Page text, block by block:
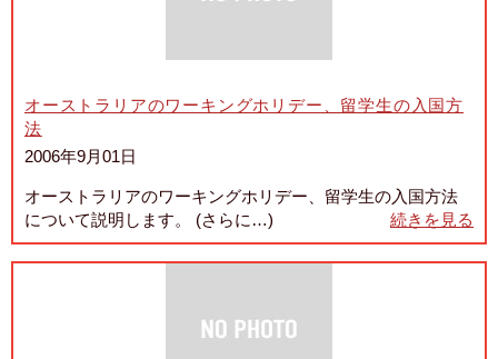
オーストラリアのワーキングホリデー、留学生の入国方
法
2006年9月01日
オーストラリアのワーキングホリデー、留学生の入国方法
について説明します。 (さらに…)
続きを見る